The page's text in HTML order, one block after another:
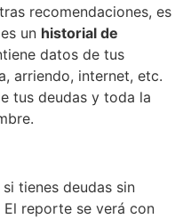
recomendaciones, es
un historial de
datos de tus
arriendo, internet, etc.
tus deudas y toda la
tienes deudas sin
reporte se verá con